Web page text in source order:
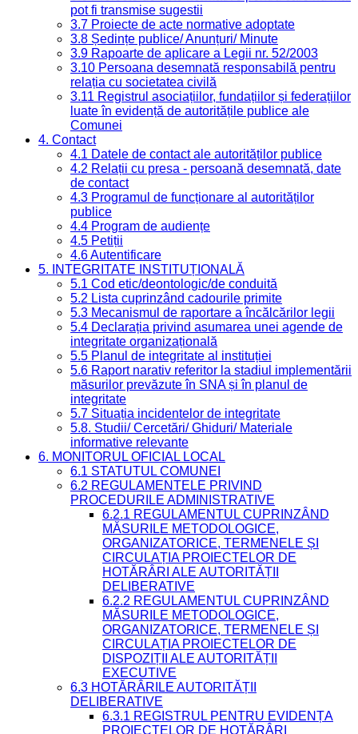
pot fi transmise sugestii
3.7 Proiecte de acte normative adoptate
3.8 Ședințe publice/ Anunțuri/ Minute
3.9 Rapoarte de aplicare a Legii nr. 52/2003
3.10 Persoana desemnată responsabilă pentru
relația cu societatea civilă
3.11 Registrul asociațiilor, fundațiilor și federațiilor
luate în evidență de autoritățile publice ale
Comunei
4. Contact
4.1 Datele de contact ale autorităților publice
4.2 Relații cu presa - persoană desemnată, date
de contact
4.3 Programul de funcționare al autorităților
publice
4.4 Program de audiențe
4.5 Petiții
4.6 Autentificare
5. INTEGRITATE INSTITUȚIONALĂ
5.1 Cod etic/deontologic/de conduită
5.2 Lista cuprinzând cadourile primite
5.3 Mecanismul de raportare a încălcărilor legii
5.4 Declarația privind asumarea unei agende de
integritate organizațională
5.5 Planul de integritate al instituției
5.6 Raport narativ referitor la stadiul implementării
măsurilor prevăzute în SNA și în planul de
integritate
5.7 Situația incidentelor de integritate
5.8. Studii/ Cercetări/ Ghiduri/ Materiale
informative relevante
6. MONITORUL OFICIAL LOCAL
6.1 STATUTUL COMUNEI
6.2 REGULAMENTELE PRIVIND
PROCEDURILE ADMINISTRATIVE
6.2.1 REGULAMENTUL CUPRINZÂND
MĂSURILE METODOLOGICE,
ORGANIZATORICE, TERMENELE ȘI
CIRCULAȚIA PROIECTELOR DE
HOTĂRÂRI ALE AUTORITĂȚII
DELIBERATIVE
6.2.2 REGULAMENTUL CUPRINZÂND
MĂSURILE METODOLOGICE,
ORGANIZATORICE, TERMENELE ȘI
CIRCULAȚIA PROIECTELOR DE
DISPOZIȚII ALE AUTORITĂȚII
EXECUTIVE
6.3 HOTĂRÂRILE AUTORITĂȚII
DELIBERATIVE
6.3.1 REGISTRUL PENTRU EVIDENȚA
PROIECTELOR DE HOTĂRÂRI